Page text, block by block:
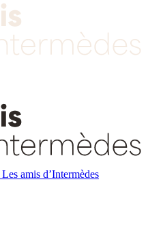
Les amis d’Intermèdes